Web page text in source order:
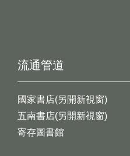
流通管道
國家書店(另開新視窗)
五南書店(另開新視窗)
寄存圖書館